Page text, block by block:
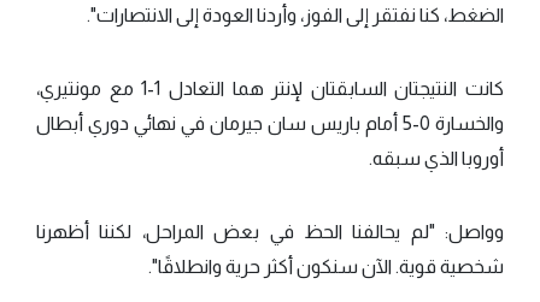
الضغط، كنا نفتقر إلى الفوز، وأردنا العودة إلى الانتصارات".
كانت النتيجتان السابقتان لإنتر هما التعادل 1-1 مع مونتيري،
والخسارة 0-5 أمام باريس سان جيرمان في نهائي دوري أبطال
أوروبا الذي سبقه.
وواصل: "لم يحالفنا الحظ في بعض المراحل، لكننا أظهرنا
شخصية قوية. الآن سنكون أكثر حرية وانطلاقًا".